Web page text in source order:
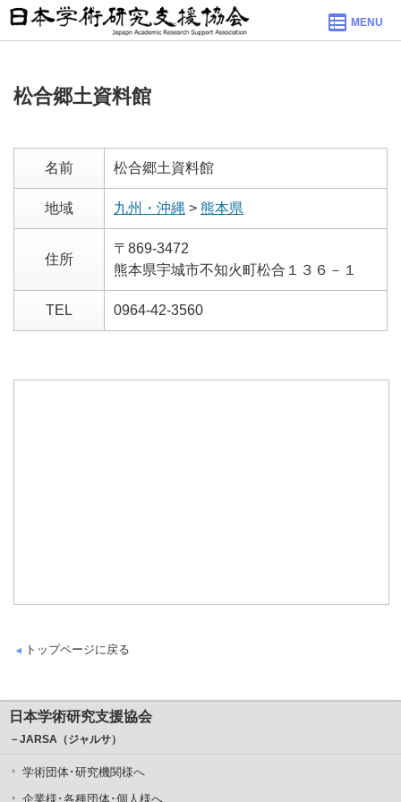
MENU
松合郷土資料館
名前 松合郷土資料館
地域 九州・沖縄 > 熊本県
住所
〒869-3472
熊本県宇城市不知火町松合１３６－１
TEL 0964-42-3560
トップページに戻る
日本学術研究支援協会
－JARSA（ジャルサ）
学術団体･研究機関様へ
企業様･各種団体･個人様へ